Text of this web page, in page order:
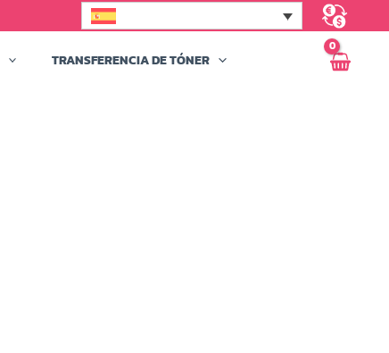
TRANSFERENCIA DE TÓNER